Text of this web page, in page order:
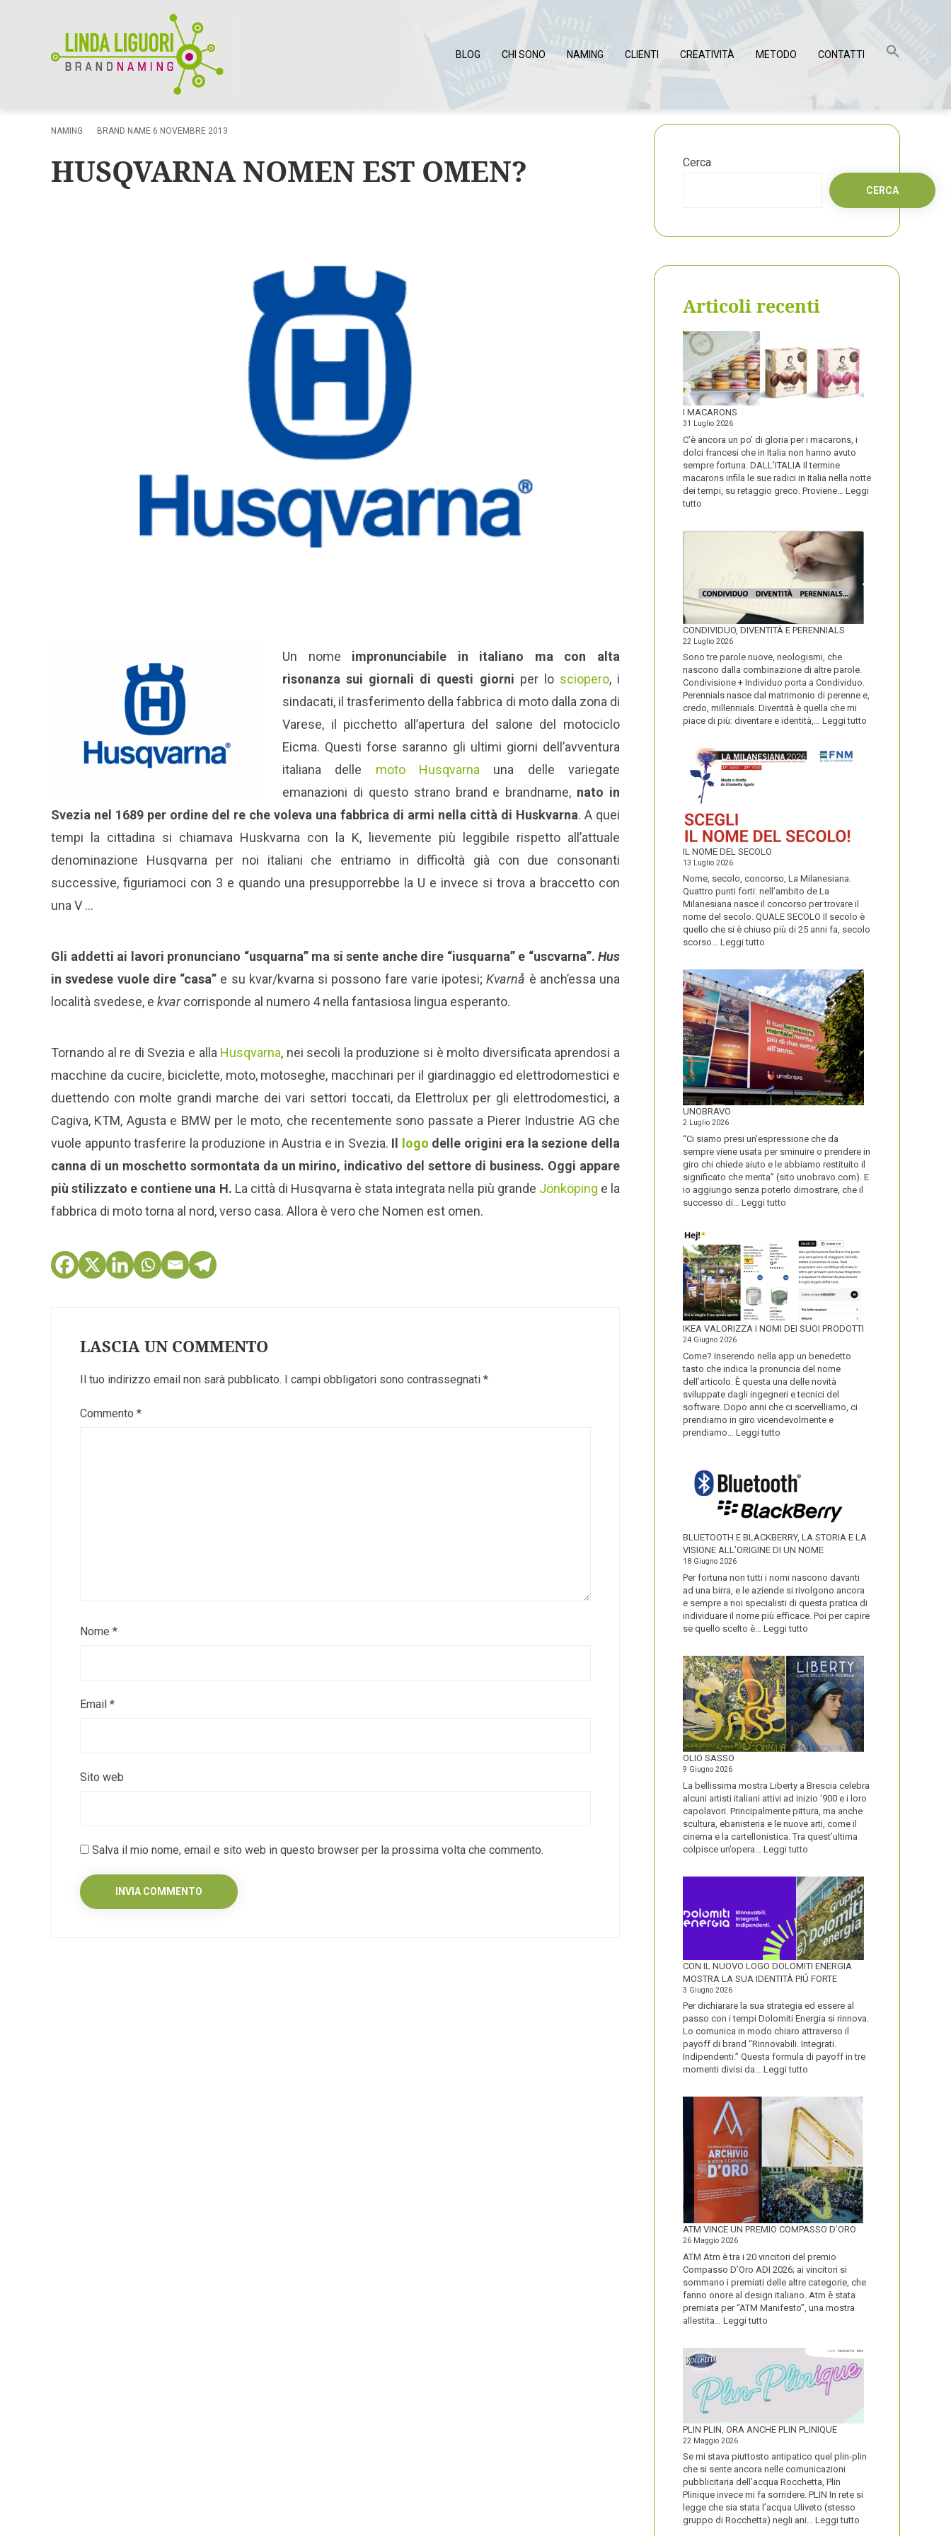
BLOG CHI SONO NAMING CLIENTI CREATIVITÀ METODO CONTATTI
NAMING BRAND NAME 6 NOVEMBRE 2013
HUSQVARNA NOMEN EST OMEN?
Un nome impronunciabile in italiano ma con alta
risonanza sui giornali di questi giorni per lo sciopero, i
sindacati, il trasferimento della fabbrica di moto dalla zona di
Varese, il picchetto all’apertura del salone del motociclo
Eicma. Questi forse saranno gli ultimi giorni dell’avventura
italiana delle moto Husqvarna una delle variegate
emanazioni di questo strano brand e brandname, nato in
Svezia nel 1689 per ordine del re che voleva una fabbrica di armi nella città di Huskvarna. A quei
tempi la cittadina si chiamava Huskvarna con la K, lievemente più leggibile rispetto all’attuale
denominazione Husqvarna per noi italiani che entriamo in difficoltà già con due consonanti
successive, figuriamoci con 3 e quando una presupporrebbe la U e invece si trova a braccetto con
una V …
Gli addetti ai lavori pronunciano “usquarna” ma si sente anche dire “iusquarna” e “uscvarna”. Hus
in svedese vuole dire “casa” e su kvar/kvarna si possono fare varie ipotesi;Kvarnå è anch’essa una
località svedese, e kvarcorrisponde al numero 4 nella fantasiosa lingua esperanto.
Tornando al re di Svezia e alla Husqvarna, nei secoli la produzione si è molto diversificata aprendosi a
macchine da cucire, biciclette, moto, motoseghe, macchinari per il giardinaggio ed elettrodomestici e
duettendo con molte grandi marche dei vari settori toccati, da Elettrolux per gli elettrodomestici, a
Cagiva, KTM, Agusta e BMW per le moto, che recentemente sono passate a Pierer Industrie AG che
vuole appunto trasferire la produzione in Austria e in Svezia. Il logo delle origini era la sezione della
canna di un moschetto sormontata da un mirino, indicativo del settore di business. Oggi appare
più stilizzato e contiene una H. La città di Husqvarna è stata integrata nella più grande Jönköping e la
fabbrica di moto torna al nord, verso casa. Allora è vero che Nomen est omen.
LASCIA UN COMMENTO
Il tuo indirizzo email non sarà pubblicato. I campi obbligatori sono contrassegnati *
Commento *
Nome *
Email *
Sito web
Salva il mio nome, email e sito web in questo browser per la prossima volta che commento.
Cerca
CERCA
Articoli recenti
I MACARONS
31 Luglio 2026
C’è ancora un po’ di gloria per i macarons, i
dolci francesi che in Italia non hanno avuto
sempre fortuna. DALL’ITALIA Il termine
macarons infila le sue radici in Italia nella notte
dei tempi, su retaggio greco. Proviene… Leggi
tutto
CONDIVIDUO, DIVENTITÀ E PERENNIALS
22 Luglio 2026
Sono tre parole nuove, neologismi, che
nascono dalla combinazione di altre parole.
Condivisione + Individuo porta a Condividuo.
Perennials nasce dal matrimonio di perenne e,
credo, millennials. Diventità è quella che mi
piace di più: diventare e identità,… Leggi tutto
IL NOME DEL SECOLO
13 Luglio 2026
Nome, secolo, concorso, La Milanesiana.
Quattro punti forti: nell’ambito de La
Milanesiana nasce il concorso per trovare il
nome del secolo. QUALE SECOLO Il secolo è
quello che si è chiuso più di 25 anni fa, secolo
scorso… Leggi tutto
NOME
DEL
SECOLO
UNOBRAVO
2 Luglio 2026
“Ci siamo presi un’espressione che da
sempre viene usata per sminuire o prendere in
giro chi chiede aiuto e le abbiamo restituito il
significato che merita” (sito unobravo.com). E
io aggiungo senza poterlo dimostrare, che il
successo di… Leggi tutto
IKEA VALORIZZA I NOMI DEI SUOI PRODOTTI
24 Giugno 2026
Come? Inserendo nella app un benedetto
tasto che indica la pronuncia del nome
dell’articolo. È questa una delle novità
sviluppate dagli ingegneri e tecnici del
software. Dopo anni che ci scervelliamo, ci
prendiamo in giro vicendevolmente e
prendiamo… Leggi tutto
NOMI
DEI
SUOI
PRODOTTI
BLUETOOTH E BLACKBERRY, LA STORIA E LA
VISIONE ALL’ORIGINE DI UN NOME
18 Giugno 2026
Per fortuna non tutti i nomi nascono davanti
ad una birra, e le aziende si rivolgono ancora
e sempre a noi specialisti di questa pratica di
individuare il nome più efficace. Poi per capire
se quello scelto è… Leggi tutto
BLACKBERRY,
LA
STORIA
E
LA
VISIONE
ALL’ORIGINE
DI
NOME
OLIO SASSO
9 Giugno 2026
La bellissima mostra Liberty a Brescia celebra
alcuni artisti italiani attivi ad inizio ‘900 e i loro
capolavori. Principalmente pittura, ma anche
scultura, ebanisteria e le nuove arti, come il
cinema e la cartellonistica. Tra quest’ultima
colpisce un’opera… Leggi tutto
CON IL NUOVO LOGO DOLOMITI ENERGIA
MOSTRA LA SUA IDENTITÀ PIÚ FORTE
3 Giugno 2026
Per dichiarare la sua strategia ed essere al
passo con i tempi Dolomiti Energia si rinnova.
Lo comunica in modo chiaro attraverso il
payoff di brand “Rinnovabili. Integrati.
Indipendenti.” Questa formula di payoff in tre
momenti divisi da… Leggi tutto
LOGO
DOLOMITI
ENERGIA
MOSTRA
LA
SUA
IDENTITÀ
PIÚ
FORTE
ATM VINCE UN PREMIO COMPASSO D’ORO
26 Maggio 2026
ATM Atm è tra i 20 vincitori del premio
Compasso D’Oro ADI 2026; ai vincitori si
sommano i premiati delle altre categorie, che
fanno onore al design italiano. Atm è stata
premiata per “ATM Manifesto”, una mostra
allestita… Leggi tutto
PREMIO
COMPASSO
D’ORO
PLIN PLIN, ORA ANCHE PLIN PLINIQUE
22 Maggio 2026
Se mi stava piuttosto antipatico quel plin-plin
che si sente ancora nelle comunicazioni
pubblicitaria dell’acqua Rocchetta, Plin
Plinique invece mi fa sorridere. PLIN In rete si
legge che sia stata l’acqua Uliveto (stesso
gruppo di Rocchetta) negli ani… Leggi tutto